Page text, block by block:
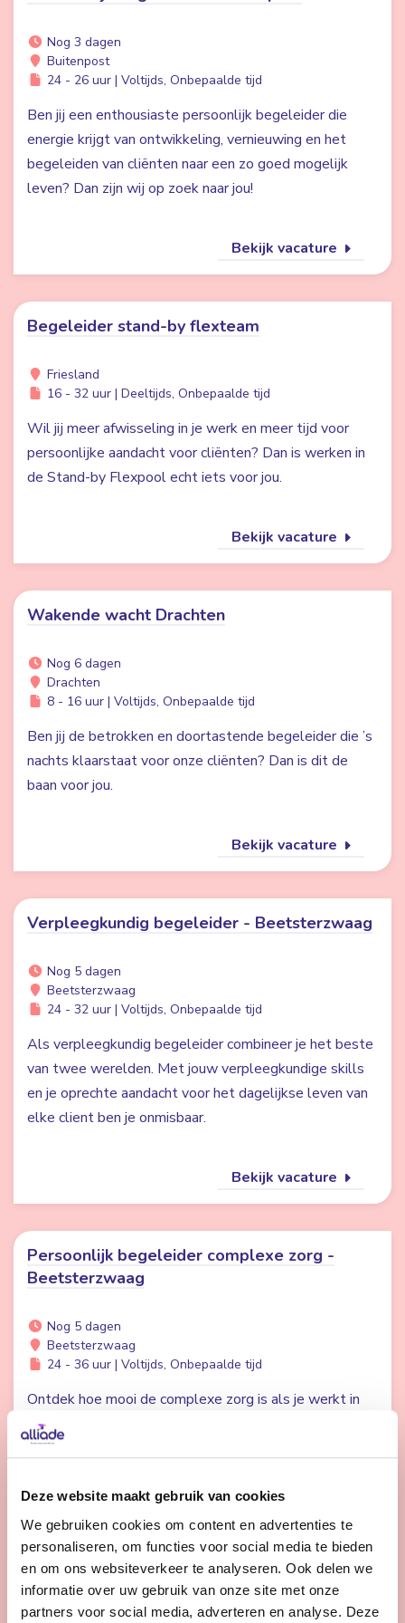
Deze website maakt gebruik van cookies
We gebruiken cookies om content en advertenties te
personaliseren, om functies voor social media te bieden
en om ons websiteverkeer te analyseren. Ook delen we
informatie over uw gebruik van onze site met onze
partners voor social media, adverteren en analyse. Deze
Nog 3 dagen
Buitenpost
24 - 26 uur | Voltijds, Onbepaalde tijd
Ben jij een enthousiaste persoonlijk begeleider die
energie krijgt van ontwikkeling, vernieuwing en het
begeleiden van cliënten naar een zo goed mogelijk
leven? Dan zijn wij op zoek naar jou!
Bekijk vacature
Begeleider stand-by flexteam
Friesland
16 - 32 uur | Deeltijds, Onbepaalde tijd
Wil jij meer afwisseling in je werk en meer tijd voor
persoonlijke aandacht voor cliënten? Dan is werken in
de Stand-by Flexpool echt iets voor jou.
Bekijk vacature
Wakende wacht Drachten
Nog 6 dagen
Drachten
8 - 16 uur | Voltijds, Onbepaalde tijd
Ben jij de betrokken en doortastende begeleider die ’s
nachts klaarstaat voor onze cliënten? Dan is dit de
baan voor jou.
Bekijk vacature
Verpleegkundig begeleider - Beetsterzwaag
Nog 5 dagen
Beetsterzwaag
24 - 32 uur | Voltijds, Onbepaalde tijd
Als verpleegkundig begeleider combineer je het beste
van twee werelden. Met jouw verpleegkundige skills
en je oprechte aandacht voor het dagelijkse leven van
elke client ben je onmisbaar.
Bekijk vacature
Persoonlijk begeleider complexe zorg -
Beetsterzwaag
Nog 5 dagen
Beetsterzwaag
24 - 36 uur | Voltijds, Onbepaalde tijd
Ontdek hoe mooi de complexe zorg is als je werkt in
een prachtige groene omgeving, met afwisseling
tussen wonen en dagbesteding en de ruimte om echt
Bekijk vacature
1 2 Volgende